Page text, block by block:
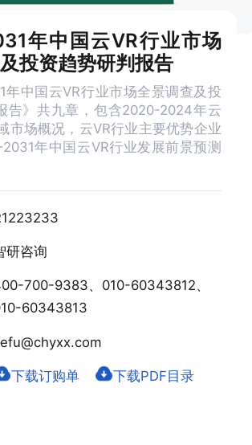
年中国云VR行业市场
投资趋势研判报告
年中国云VR行业市场全景调查及投
告》共九章，包含2020-2024年云
市场概况，云VR行业主要优势企业
年中国云VR行业发展前景预测
研咨询
700-9383、010-60343812、
60343813
下载订购单 下载PDF目录